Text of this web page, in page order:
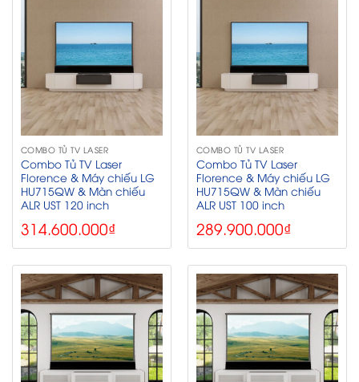
COMBO TỦ TV LASER
Combo Tủ TV Laser
Florence & Máy chiếu LG
HU715QW & Màn chiếu
ALR UST 120 inch
314.600.000₫
COMBO TỦ TV LASER
Combo Tủ TV Laser
Florence & Máy chiếu LG
HU715QW & Màn chiếu
ALR UST 100 inch
289.900.000₫